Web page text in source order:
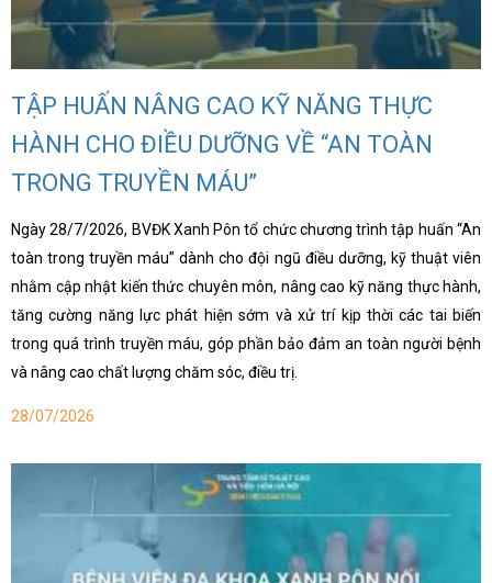
TẬP HUẤN NÂNG CAO KỸ NĂNG THỰC
HÀNH CHO ĐIỀU DƯỠNG VỀ “AN TOÀN
TRONG TRUYỀN MÁU”
Ngày 28/7/2026, BVĐK Xanh Pôn tổ chức chương trình tập huấn “An
toàn trong truyền máu” dành cho đội ngũ điều dưỡng, kỹ thuật viên
nhằm cập nhật kiến thức chuyên môn, nâng cao kỹ năng thực hành,
tăng cường năng lực phát hiện sớm và xử trí kịp thời các tai biến
trong quá trình truyền máu, góp phần bảo đảm an toàn người bệnh
và nâng cao chất lượng chăm sóc, điều trị.
28/07/2026